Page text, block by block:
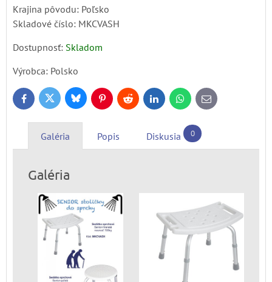
Krajina pôvodu: Poľsko
Skladové číslo: MKCVASH
Dostupnosť: Skladom
Výrobca: Polsko
FacebookTwitter BlueskyPinterestReddit LinkedInWhatsApp
E-
mail
Galéria Popis Diskusia 0
Galéria